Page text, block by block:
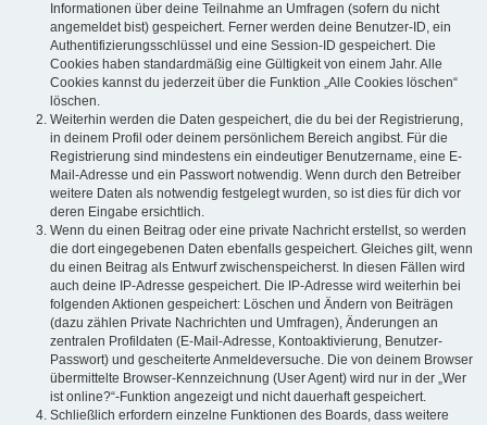
Informationen über deine Teilnahme an Umfragen (sofern du nicht
angemeldet bist) gespeichert. Ferner werden deine Benutzer-ID, ein
Authentifizierungsschlüssel und eine Session-ID gespeichert. Die
Cookies haben standardmäßig eine Gültigkeit von einem Jahr. Alle
Cookies kannst du jederzeit über die Funktion „Alle Cookies löschen“
löschen.
Weiterhin werden die Daten gespeichert, die du bei der Registrierung,
in deinem Profil oder deinem persönlichem Bereich angibst. Für die
Registrierung sind mindestens ein eindeutiger Benutzername, eine E-
Mail-Adresse und ein Passwort notwendig. Wenn durch den Betreiber
weitere Daten als notwendig festgelegt wurden, so ist dies für dich vor
deren Eingabe ersichtlich.
Wenn du einen Beitrag oder eine private Nachricht erstellst, so werden
die dort eingegebenen Daten ebenfalls gespeichert. Gleiches gilt, wenn
du einen Beitrag als Entwurf zwischenspeicherst. In diesen Fällen wird
auch deine IP-Adresse gespeichert. Die IP-Adresse wird weiterhin bei
folgenden Aktionen gespeichert: Löschen und Ändern von Beiträgen
(dazu zählen Private Nachrichten und Umfragen), Änderungen an
zentralen Profildaten (E-Mail-Adresse, Kontoaktivierung, Benutzer-
Passwort) und gescheiterte Anmeldeversuche. Die von deinem Browser
übermittelte Browser-Kennzeichnung (User Agent) wird nur in der „Wer
ist online?“-Funktion angezeigt und nicht dauerhaft gespeichert.
Schließlich erfordern einzelne Funktionen des Boards, dass weitere